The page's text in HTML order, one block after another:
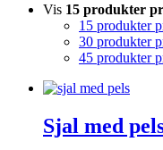
Vis 15 produkter
15 produkter
30 produkter
45 produkter
Sjal med